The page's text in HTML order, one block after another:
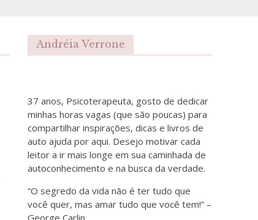
Andréia Verrone
37 anos, Psicoterapeuta, gosto de dedicar
minhas horas vagas (que são poucas) para
compartilhar inspirações, dicas e livros de
auto ajuda por aqui. Desejo motivar cada
leitor a ir mais longe em sua caminhada de
autoconhecimento e na busca da verdade.
“O segredo da vida não é ter tudo que
você quer, mas amar tudo que você tem!” –
George Carlin